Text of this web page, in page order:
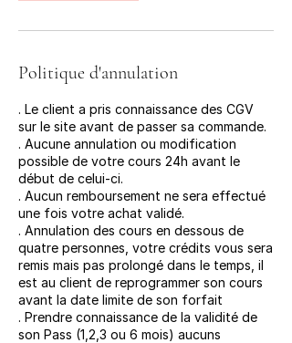
Politique d'annulation
. Le client a pris connaissance des CGV
sur le site avant de passer sa commande.
. Aucune annulation ou modification
possible de votre cours 24h avant le
début de celui-ci.
. Aucun remboursement ne sera effectué
une fois votre achat validé.
. Annulation des cours en dessous de
quatre personnes, votre crédits vous sera
remis mais pas prolongé dans le temps, il
est au client de reprogrammer son cours
avant la date limite de son forfait
. Prendre connaissance de la validité de
son Pass (1,2,3 ou 6 mois) aucuns